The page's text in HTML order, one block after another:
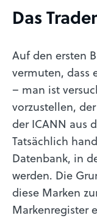
Das
Auf den ersten
vermuten, dass
– man ist
vorzustellen,
der ICANN aus
Tatsächlich
Datenbank, in
werden. Die
diese Marken
Markenregister